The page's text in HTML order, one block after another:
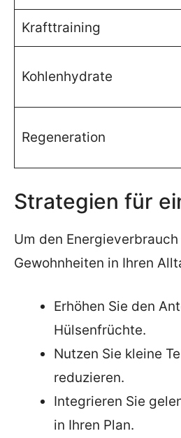
Krafttraining
Kohlenhydrate
Regeneration
Strategien für
Um den
Gewohnheiten in Ihren
Erhöhen Sie den
Hülsenfrüchte.
Nutzen Sie kleine
reduzieren.
Integrieren Sie
in Ihren Plan.